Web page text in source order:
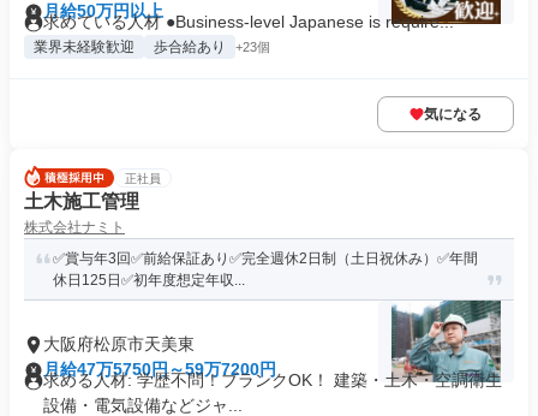
月給50万円以上
求めている人材 ●Business-level Japanese is require...
業界未経験歓迎 歩合給あり +23個
気になる
正社員
土木施工管理
株式会社ナミト
✅賞与年3回✅前給保証あり✅完全週休2日制（土日祝休み）✅年間
休日125日✅初年度想定年収...
大阪府松原市天美東
月給47万5750円～59万7200円
求める人材: 学歴不問！ブランクOK！ 建築・土木・空調衛生
設備・電気設備などジャ...